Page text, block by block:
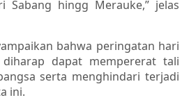
Sabang hingg Merauke,” jelas
bahwa peringatan hari
dapat mempererat tali
serta menghindari terjadi
ini.